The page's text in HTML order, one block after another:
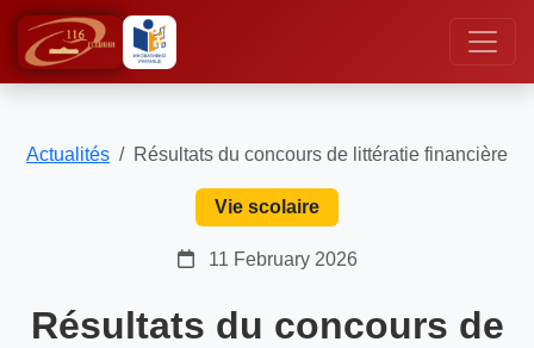
Actualités Résultats du concours de littératie financière
Vie scolaire
11 February 2026
Résultats du concours de